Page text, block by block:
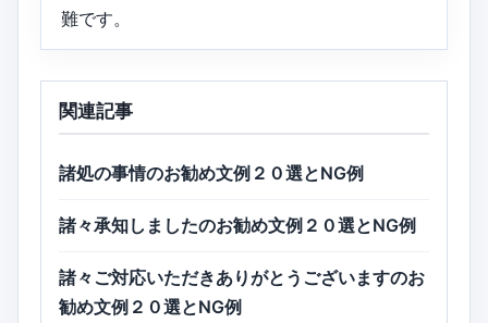
難です。
関連記事
諸処の事情のお勧め文例２０選とNG例
諸々承知しましたのお勧め文例２０選とNG例
諸々ご対応いただきありがとうございますのお
勧め文例２０選とNG例